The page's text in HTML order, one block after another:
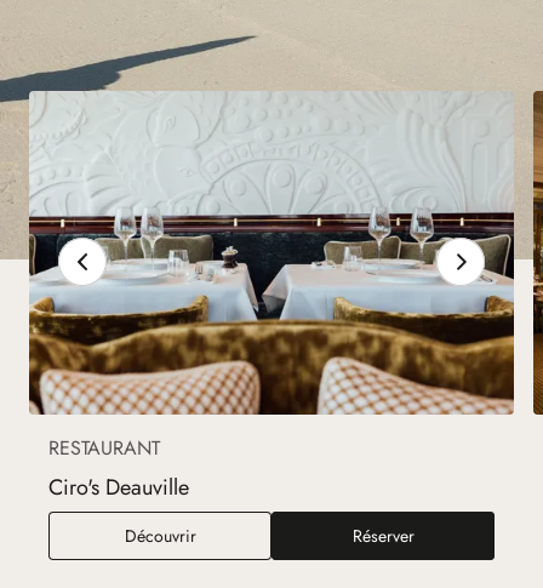
À découvrir à Deauville
RESTAURANT
Ciro's Deauville
DécouvrirCiro's Deauville Réserver